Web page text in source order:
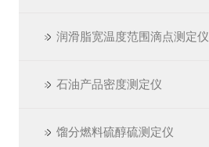
润滑脂宽温度范围滴点测定仪
石油产品密度测定仪
馏分燃料硫醇硫测定仪